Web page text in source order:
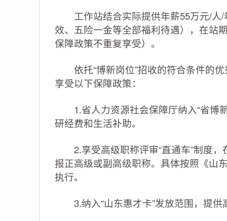
工作站结合实际提供年薪55万元/人/
效、五险一金等全部福利待遇），在站
保障政策不重复享受）。
依托“博新岗位”招收的符合条件的优
享受以下保障政策：
1.省人力资源社会保障厅纳入“省博
研经费和生活补助。
2.享受高级职称评审“直通车”制度，
报正高级或副高级职称。具体按照《山
执行。
3.纳入“山东惠才卡”发放范围，提供